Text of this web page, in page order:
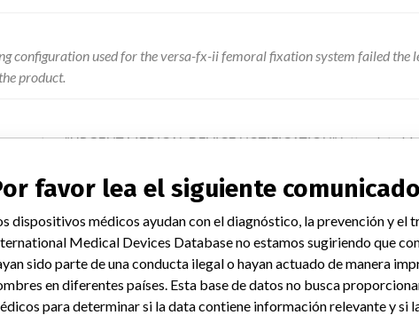
configuration used for the versa-fx-ii femoral fixation system failed the
product.
sent an "URGENT MEDICAL DEVICE NOTIFICATION" letter dated
letter describes the product, problem and actions to be taken. The
according to the insert instructions; not use the device if damage to
contact the firm for return and questions. Customers should also keep
of product with this condition using zimmer.per@zimmer.com. If
have questions or concerns, please contact Zimmer at 1-877-946-2761.
favor lea el siguiente
dispositivos médicos ayudan con el diagnóstico, la prevención y el
Medical Devices Database no estamos sugiriendo que
sido parte de una conducta ilegal o hayan actuado de manera
en diferentes países. Esta base de datos no busca
para determinar si la data contiene información relevante y si